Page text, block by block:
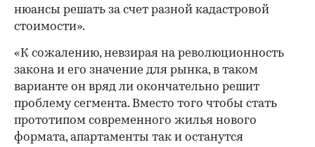
нюансы решать за счет разной кадастровой
стоимости».
«К сожалению, невзирая на революционность
закона и его значение для рынка, в таком
варианте он вряд ли окончательно решит
проблему сегмента. Вместо того чтобы стать
прототипом современного жилья нового
формата, апартаменты так и останутся